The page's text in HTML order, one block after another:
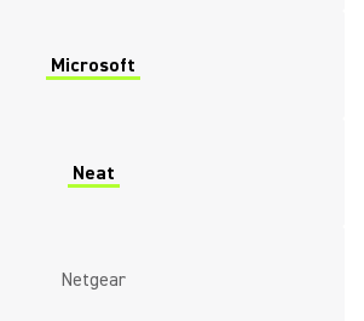
Microsoft
Neat
Netgear